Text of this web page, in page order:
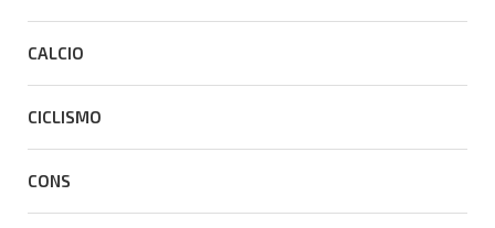
CALCIO
CICLISMO
CONS